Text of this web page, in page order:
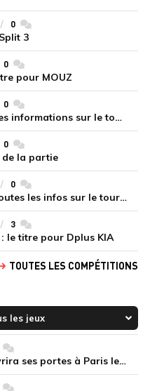
0commentaires
3
0commentaires
pour MOUZ
0commentaires
BLAST Open Porto : toutes les informations sur le tournoi
0commentaires
de la partie
0commentaires
Esports Nations Cup 2026 : toutes les infos sur le tournoi
3commentaires
le titre pour Dplus KIA
TOUTES LES COMPÉTITIONS
Le premier Genshin Café ouvrira ses portes à Paris le 14 août